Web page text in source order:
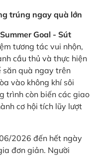
trúng ngay quà lớn
Goal - Sút
tương tác vui nhộn,
cầu thủ và thực hiện
săn quà ngay trên
vào không khí sôi
trình còn biến các giao
cơ hội tích lũy lượt
2026 đến hết ngày
đơn giản. Người